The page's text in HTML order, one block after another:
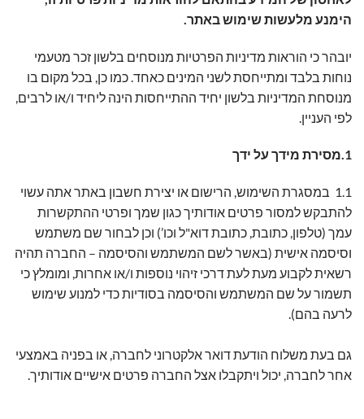
הימנע מלעשות שימוש באתר.
יובהר כי הוראות מדיניות הפרטיות מנוסחים בלשון זכר מטעמי
נוחות בלבד ומתייחסת לשני המינים כאחד. כמו כן, בכל מקום בו
מנוסחת המדיניות בלשון יחיד ההתייחסות הינה ליחיד ו/או לרבים,
לפי העניין.
1.מסירת מידך על ידך
1.1 במסגרת השימוש, הרישום או יצירת חשבון באתר אתה עשוי
להתבקש למסור פרטים אודותיך כגון שמך ופרטי ההתקשרות
עמך (טלפון, כתובת, כתובת דוא"ל וכו’) וכן לבחור שם משתמש
וסיסמה אישית (באשר לשם המשתמש והסיסמה – החברה תהיה
רשאית לקבוע מעת לעת דרכי זיהוי נוספות ו/או אחרות, ומומלץ כי
תשמור על שם המשתמש והסיסמה בסודיות כדי למנוע שימוש
לרעה בהם).
גם בעת משלוח הודעת דואר אלקטרוני לחברה, או בפניה באמצעי
אחר לחברה, יכול ויתקבלו אצל החברה פרטים אישיים אודותיך.